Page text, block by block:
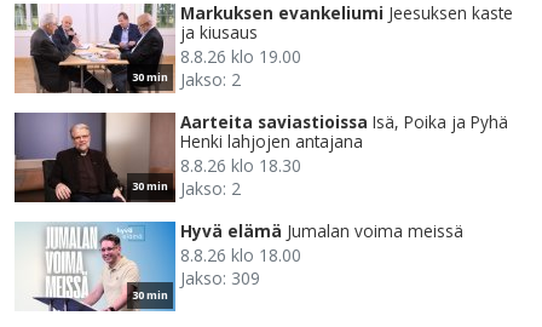
30 min
Markuksen evankeliumi Jeesuksen kaste
ja kiusaus
8.8.26 klo 19.00
Jakso: 2
30 min
Aarteita saviastioissa Isä, Poika ja Pyhä
Henki lahjojen antajana
8.8.26 klo 18.30
Jakso: 2
30 min
Hyvä elämä Jumalan voima meissä
8.8.26 klo 18.00
Jakso: 309